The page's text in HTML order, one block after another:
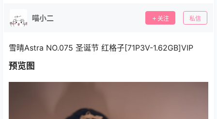
喵小二 关注 私信
雪晴Astra NO.075 圣诞节 红格子[71P3V-1.62GB]VIP
预览图